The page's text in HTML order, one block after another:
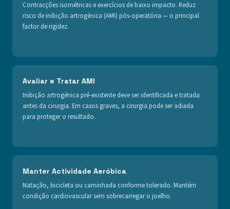
Contracções isométricas e exercícios de baixo impacto. Reduz
risco de inibição artrogénica (AMI) pós-operatória — o principal
factor de rigidez.
Avaliar e Tratar AMI
Inibição artrogénica pré-existente deve ser identificada e tratada
antes da cirurgia. Em casos graves, a cirurgia pode ser adiada
para proteger o resultado.
Manter Actividade Aeróbica
Natação, bicicleta ou caminhada conforme tolerado. Mantém
condição cardiovascular sem sobrecarregar o joelho.